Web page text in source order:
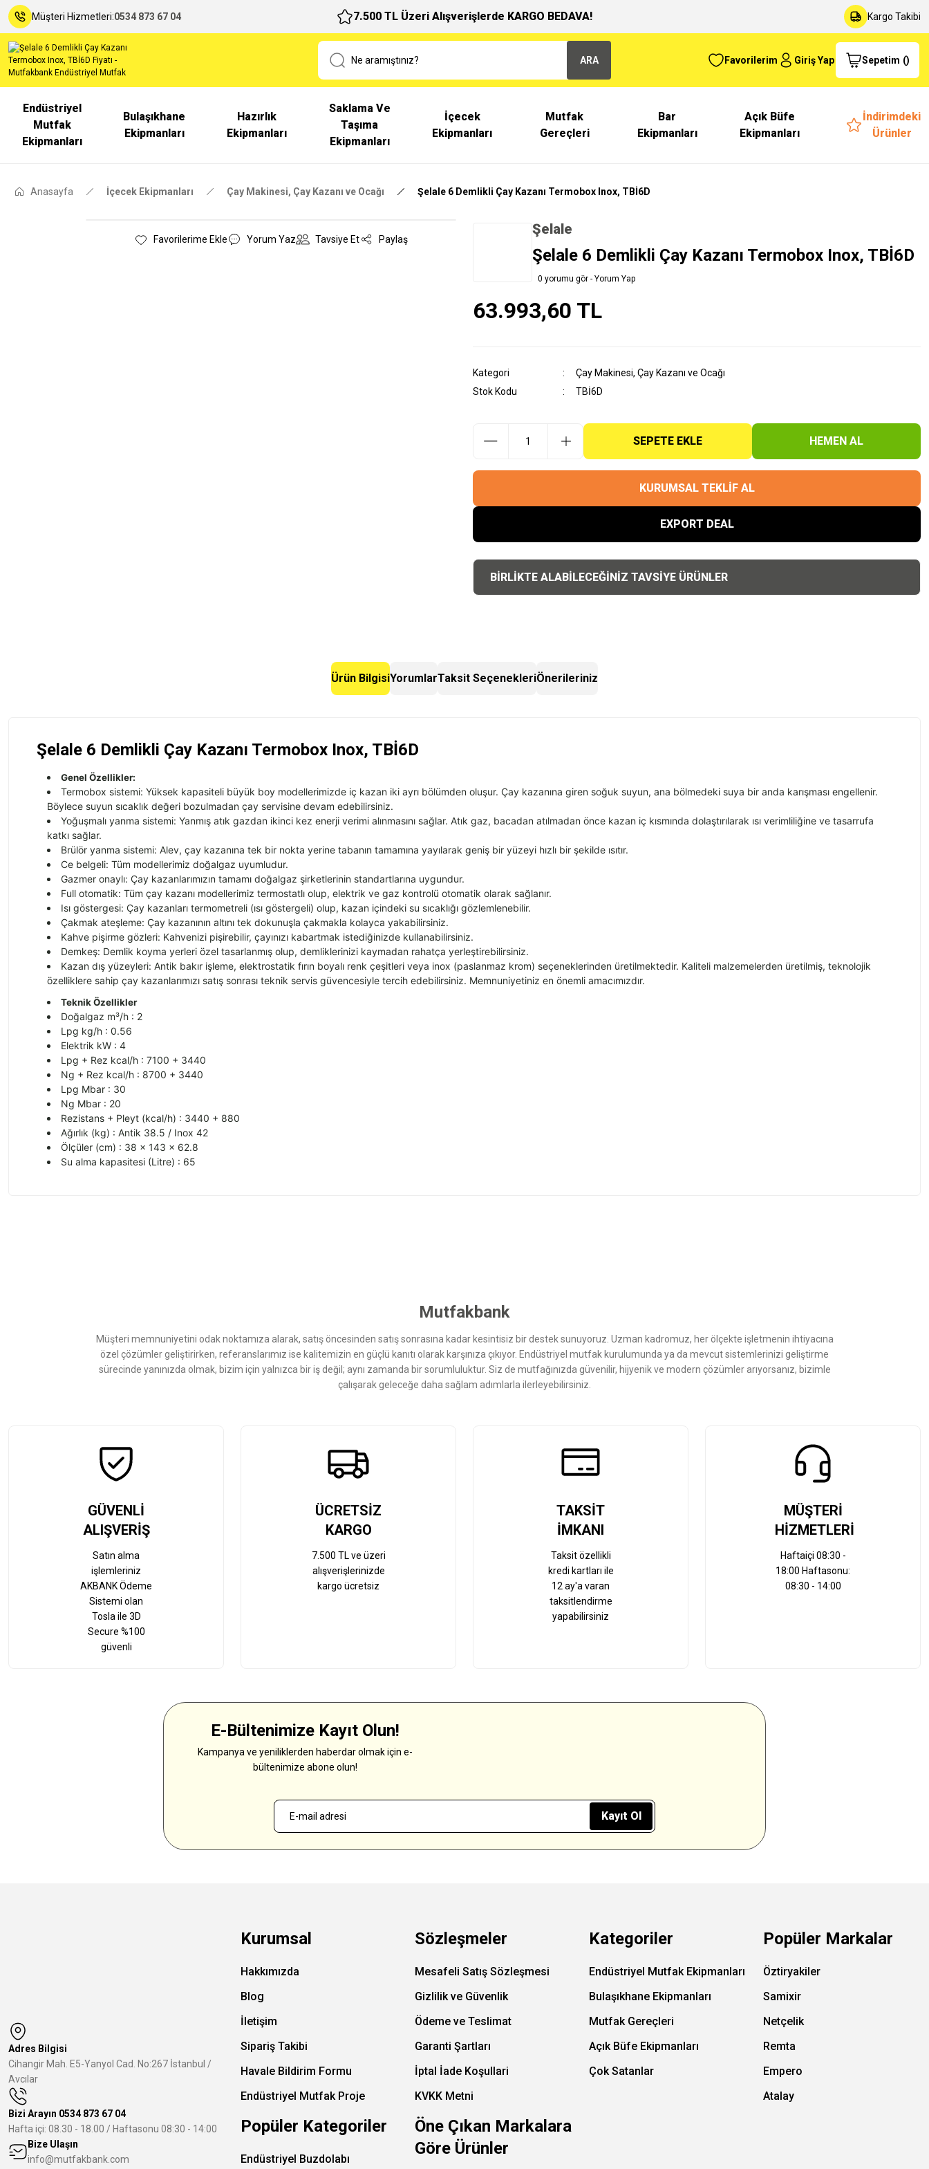
Müşteri Hizmetleri:0534 873 67 04 7.500 TL Üzeri Alışverişlerde KARGO BEDAVA! Kargo Takibi
ARA Favorilerim Giriş Yap Sepetim ()
Endüstriyel
Mutfak
Ekipmanları
Bulaşıkhane
Ekipmanları
Hazırlık
Ekipmanları
Saklama Ve
Taşıma
Ekipmanları
İçecek
Ekipmanları
Mutfak
Gereçleri
Bar
Ekipmanları
Açık Büfe
Ekipmanları
İndirimdeki
Ürünler
Anasayfa İçecek Ekipmanları Çay Makinesi, Çay Kazanı ve Ocağı Şelale 6 Demlikli Çay Kazanı Termobox Inox, TBİ6D
Yorum Yaz Tavsiye Et Paylaş
Şelale
Şelale 6 Demlikli Çay Kazanı Termobox Inox, TBİ6D
0 yorumu gör - Yorum Yap
63.993,60 TL
Kategori
Çay Makinesi, Çay Kazanı ve Ocağı
Stok Kodu
TBİ6D
SEPETE EKLE HEMEN AL
KURUMSAL TEKLİF AL
EXPORT DEAL
BİRLİKTE ALABİLECEĞİNİZ TAVSİYE ÜRÜNLER
₺
Ürün BilgisiYorumlarTaksit SeçenekleriÖnerileriniz
Şelale 6 Demlikli Çay Kazanı Termobox Inox, TBİ6D
Genel Özellikler:
Termobox sistemi: Yüksek kapasiteli büyük boy modellerimizde iç kazan iki ayrı bölümden oluşur. Çay kazanına giren soğuk suyun, ana bölmedeki suya bir anda karışması engellenir.
Böylece suyun sıcaklık değeri bozulmadan çay servisine devam edebilirsiniz.
Yoğuşmalı yanma sistemi: Yanmış atık gazdan ikinci kez enerji verimi alınmasını sağlar. Atık gaz, bacadan atılmadan önce kazan iç kısmında dolaştırılarak ısı verimliliğine ve tasarrufa
katkı sağlar.
Brülör yanma sistemi: Alev, çay kazanına tek bir nokta yerine tabanın tamamına yayılarak geniş bir yüzeyi hızlı bir şekilde ısıtır.
Ce belgeli: Tüm modellerimiz doğalgaz uyumludur.
Gazmer onaylı: Çay kazanlarımızın tamamı doğalgaz şirketlerinin standartlarına uygundur.
Full otomatik: Tüm çay kazanı modellerimiz termostatlı olup, elektrik ve gaz kontrolü otomatik olarak sağlanır.
Isı göstergesi: Çay kazanları termometreli (ısı göstergeli) olup, kazan içindeki su sıcaklığı gözlemlenebilir.
Çakmak ateşleme: Çay kazanının altını tek dokunuşla çakmakla kolayca yakabilirsiniz.
Kahve pişirme gözleri: Kahvenizi pişirebilir, çayınızı kabartmak istediğinizde kullanabilirsiniz.
Demkeş: Demlik koyma yerleri özel tasarlanmış olup, demliklerinizi kaymadan rahatça yerleştirebilirsiniz.
Kazan dış yüzeyleri: Antik bakır işleme, elektrostatik fırın boyalı renk çeşitleri veya inox (paslanmaz krom) seçeneklerinden üretilmektedir. Kaliteli malzemelerden üretilmiş, teknolojik
özelliklere sahip çay kazanlarımızı satış sonrası teknik servis güvencesiyle tercih edebilirsiniz. Memnuniyetiniz en önemli amacımızdır.
Teknik Özellikler
Doğalgaz m³/h : 2
Lpg kg/h : 0.56
Elektrik kW : 4
Lpg + Rez kcal/h : 7100 + 3440
Ng + Rez kcal/h : 8700 + 3440
Lpg Mbar : 30
Ng Mbar : 20
Rezistans + Pleyt (kcal/h) : 3440 + 880
Ağırlık (kg) : Antik 38.5 / Inox 42
Ölçüler (cm) : 38 × 143 × 62.8
Su alma kapasitesi (Litre) : 65
Bu ürüne benzer farklı alternatifler olmalı.
Mutfakbank
Müşteri memnuniyetini odak noktamıza alarak, satış öncesinden satış sonrasına kadar kesintisiz bir destek sunuyoruz. Uzman kadromuz, her ölçekte işletmenin ihtiyacına
özel çözümler geliştirirken, referanslarımız ise kalitemizin en güçlü kanıtı olarak karşınıza çıkıyor. Endüstriyel mutfak kurulumunda ya da mevcut sistemlerinizi geliştirme
sürecinde yanınızda olmak, bizim için yalnızca bir iş değil; aynı zamanda bir sorumluluktur. Siz de mutfağınızda güvenilir, hijyenik ve modern çözümler arıyorsanız, bizimle
çalışarak geleceğe daha sağlam adımlarla ilerleyebilirsiniz.
GÜVENLİ
ALIŞVERİŞ
Satın alma
işlemleriniz
AKBANK Ödeme
Sistemi olan
Tosla ile 3D
Secure %100
güvenli
ÜCRETSİZ
KARGO
7.500 TL ve üzeri
alışverişlerinizde
kargo ücretsiz
TAKSİT
İMKANI
Taksit özellikli
kredi kartları ile
12 ay'a varan
taksitlendirme
yapabilirsiniz
MÜŞTERİ
HİZMETLERİ
Haftaiçi 08:30 -
18:00 Haftasonu:
08:30 - 14:00
E-Bültenimize Kayıt Olun!
Kampanya ve yeniliklerden haberdar olmak için e-
bültenimize abone olun!
Kayıt Ol
Adres Bilgisi
Cihangir Mah. E5-Yanyol Cad. No:267 İstanbul /
Avcılar
Bizi Arayın 0534 873 67 04
Hafta içi: 08.30 - 18.00 / Haftasonu 08:30 - 14:00
Bize Ulaşın
info@mutfakbank.com
Kurumsal
Hakkımızda
Blog
İletişim
Sipariş Takibi
Havale Bildirim Formu
Endüstriyel Mutfak Proje
Sözleşmeler
Mesafeli Satış Sözleşmesi
Gizlilik ve Güvenlik
Ödeme ve Teslimat
Garanti Şartları
İptal İade Koşullari
KVKK Metni
Kategoriler
Endüstriyel Mutfak Ekipmanları
Bulaşıkhane Ekipmanları
Mutfak Gereçleri
Açık Büfe Ekipmanları
Çok Satanlar
Popüler Markalar
Öztiryakiler
Samixir
Netçelik
Remta
Empero
Atalay
Popüler Kategoriler
Endüstriyel Buzdolabı
Öne Çıkan Markalara
Göre Ürünler